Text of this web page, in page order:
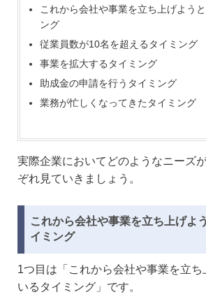
これから会社や事業を立ち上げよう
ング
従業員数が10名を超えるタイミング
事業を拡大するタイミング
助成金の申請を行うタイミング
業務が忙しくなってきたタイミング
実際企業においてどのようなニーズ
ぞれ見ていきましょう。
これから会社や事業を立ち上げよ
イミング
1つ目は「これから会社や事業を立ち
いるタイミング」です。